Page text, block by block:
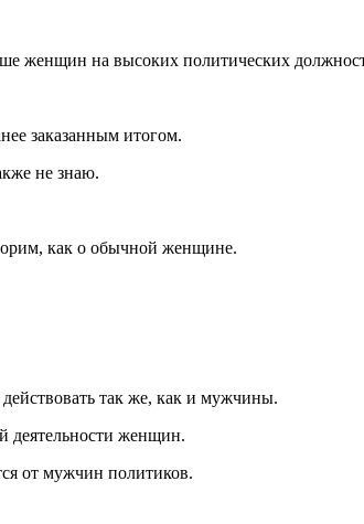
женщин на высоких политических
заказанным итогом.
не знаю.
как о обычной женщине.
так же, как и мужчины.
деятельности женщин.
от мужчин политиков.